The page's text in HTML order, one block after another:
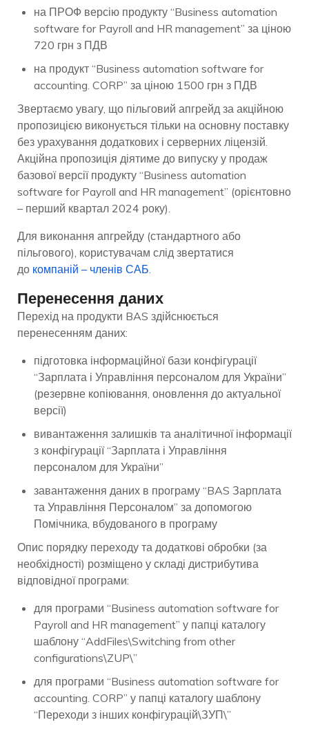
на ПРОФ версію продукту “Business automation
software for Payroll and HR management” за ціною
720 грн з ПДВ
на продукт “Business automation software for
accounting. CORP” за ціною 1500 грн з ПДВ
Звертаємо увагу, що пільговий апгрейд за акційною
пропозицією виконується тільки на основну поставку
без урахування додаткових і серверних ліцензій.
Акційна пропозиція діятиме до випуску у продаж
базової версії продукту “Business automation
software for Payroll and HR management” (орієнтовно
– перший квартал 2024 року).
Для виконання апгрейду (стандартного або
пільгового), користувачам слід звертатися
до компаній – членів САБ.
Перенесення даних
Перехід на продукти BAS здійснюється
перенесенням даних:
підготовка інформаційної бази конфігурації
“Зарплата і Управління персоналом для України”
(резервне копіювання, оновлення до актуальної
версії)
вивантаження залишків та аналітичної інформації
з конфігурації “Зарплата і Управління
персоналом для України”
завантаження даних в програму “BAS Зарплата
та Управління Персоналом” за допомогою
Помічника, вбудованого в програму
Опис порядку переходу та додаткові обробки (за
необхідності) розміщено у складі дистрибутива
відповідної програми:
для програми “Business automation software for
Payroll and HR management” у папці каталогу
шаблону “AddFiles\Switching from other
configurations\ZUP\”
для програми “Business automation software for
accounting. CORP” у папці каталогу шаблону
“Переходи з інших конфігурацій\ЗУП\”